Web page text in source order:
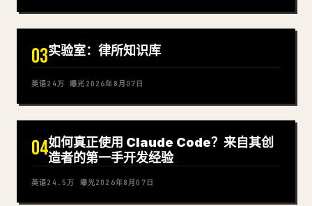
03实验室：律所知识库
英语24万 曝光 2026年8月07日
04如何真正使用 Claude Code？来自其创
造者的第一手开发经验
英语24.5万 曝光2026年8月07日